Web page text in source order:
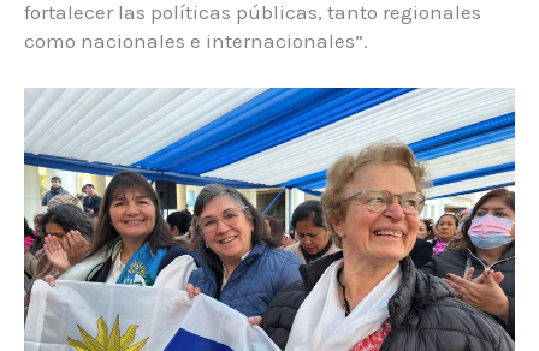
fortalecer las políticas públicas, tanto regionales
como nacionales e internacionales”.